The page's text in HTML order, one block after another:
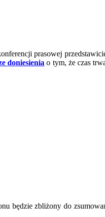
prasowej
doniesienia o tym, że czas
będzie zbliżony do